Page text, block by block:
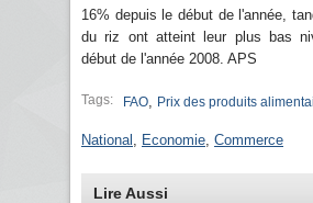
16% depuis le début de l'année,
du riz ont atteint leur plus bas
début de l'année 2008. APS
Tags: FAO Prix des produits
National Economie Commerce
Lire Aussi